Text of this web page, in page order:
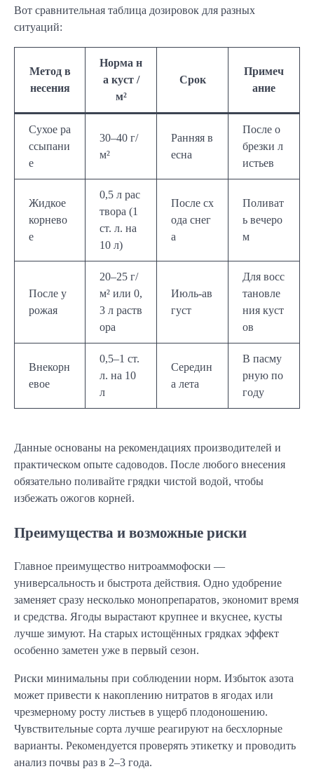
Вот сравнительная таблица дозировок для разных
ситуаций:
Метод в
несения
Норма н
а куст /
м²
Срок
Примеч
ание
Сухое ра
ссыпани
е
30–40 г/
м²
Ранняя в
есна
После о
брезки л
истьев
Жидкое
корнево
е
0,5 л рас
твора (1
ст. л. на
10 л)
После сх
ода снег
а
Поливат
ь вечеро
м
После у
рожая
20–25 г/
м² или 0,
3 л раств
ора
Июль-ав
густ
Для восс
тановле
ния куст
ов
Внекорн
евое
0,5–1 ст.
л. на 10
л
Середин
а лета
В пасму
рную по
году
Данные основаны на рекомендациях производителей и
практическом опыте садоводов. После любого внесения
обязательно поливайте грядки чистой водой, чтобы
избежать ожогов корней.
Преимущества и возможные риски
Главное преимущество нитроаммофоски —
универсальность и быстрота действия. Одно удобрение
заменяет сразу несколько монопрепаратов, экономит время
и средства. Ягоды вырастают крупнее и вкуснее, кусты
лучше зимуют. На старых истощённых грядках эффект
особенно заметен уже в первый сезон.
Риски минимальны при соблюдении норм. Избыток азота
может привести к накоплению нитратов в ягодах или
чрезмерному росту листьев в ущерб плодоношению.
Чувствительные сорта лучше реагируют на бесхлорные
варианты. Рекомендуется проверять этикетку и проводить
анализ почвы раз в 2–3 года.